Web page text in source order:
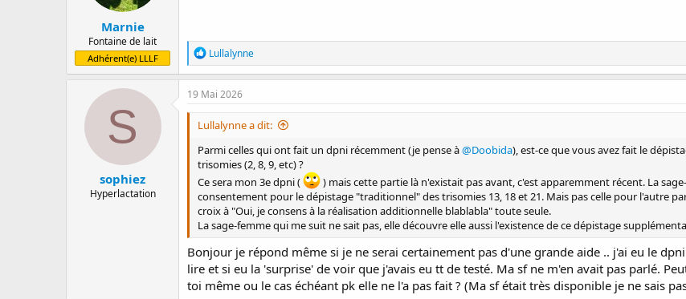
Marnie
Fontaine de lait
Adhérent(e) LLLF
R
é
a
c
o
s
:
Lullalynne
S
sophiez
Hyperlactation
19 Mai 2026
Lullalynne a dit:
Parmi celles qui ont fait un dpni récemment (je pense à@Doobida), est-ce que vous avez fait le
trisomies (2, 8, 9, etc) ?
Ce sera mon 3e dpni (
) mais cette partie là n'existait pas avant, c'est apparemment récent. La
consentement pour le dépistage "traditionnel" des trisomies 13, 18 et 21. Mais pas celle pour l'autre
croix à "Oui, je consens à la réalisation additionnelle blablabla" toute seule.
La sage-femme qui me suit ne sait pas, elle découvre elle aussi l'existence de ce dépistage
Bonjour je répond même si je ne serai certainement pas d'une grande aide .. j'ai eu le
lire et si eu la 'surprise' de voir que j'avais eu tt de testé. Ma sf ne m'en avait pas parlé.
toi même ou le cas échéant pk elle ne l'a pas fait ? (Ma sf était très disponible je ne sais